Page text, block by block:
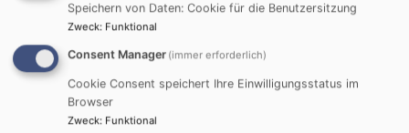
Evang.-Luth. Dekanat Michelau
Neuenseer Str. 1
96247 Michelau
Tel.: 09571/98 20 0
Fax: 09571/98 20 22
dekanat.michelau@elkb.de
Speichern von Daten: Cookie für die Benutzersitzung
Zweck: Funktional
Consent Manager (immer erforderlich)
Cookie Consent speichert Ihre Einwilligungsstatus im
Browser
Zweck: Funktional